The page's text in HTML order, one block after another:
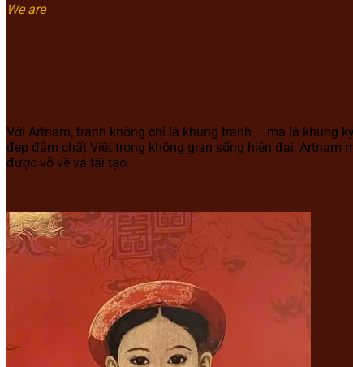
We are
Với Artnam, tranh không chỉ là khung tranh – mà là khung
đẹp đậm chất Việt trong không gian sống hiện đại,
được vỗ về và tái tạo.